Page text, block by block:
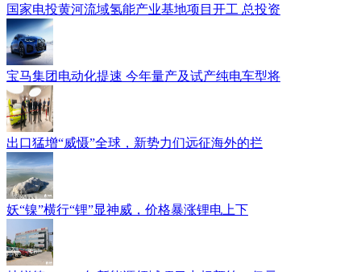
国家电投黄河流域氢能产业基地项目开工 总投资
宝马集团电动化提速 今年量产及试产纯电车型将
出口猛增“威慑”全球，新势力们远征海外的拦
妖“镍”横行“锂”显神威，价格暴涨锂电上下